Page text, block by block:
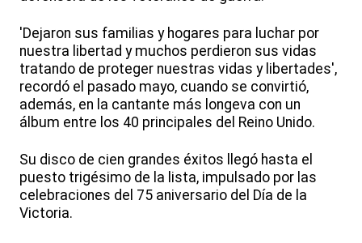
'Dejaron sus familias y hogares para luchar por
nuestra libertad y muchos perdieron sus vidas
tratando de proteger nuestras vidas y libertades',
recordó el pasado mayo, cuando se convirtió,
además, en la cantante más longeva con un
álbum entre los 40 principales del Reino Unido.
Su disco de cien grandes éxitos llegó hasta el
puesto trigésimo de la lista, impulsado por las
celebraciones del 75 aniversario del Día de la
Victoria.